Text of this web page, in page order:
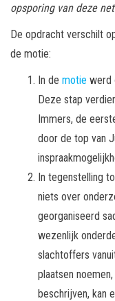
opsporing van deze
De opdracht verschilt
de motie:
In de motie werd
Deze stap
Immers, de
door de top van
In tegenstelling
niets over
georganiseerd
wezenlijk
slachtoffers
plaatsen
beschrijven, kan